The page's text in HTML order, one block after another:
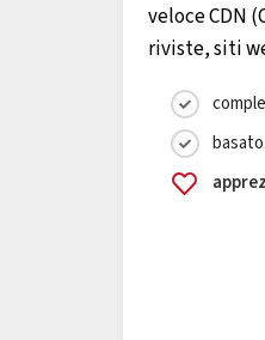
veloce CDN
riviste, siti